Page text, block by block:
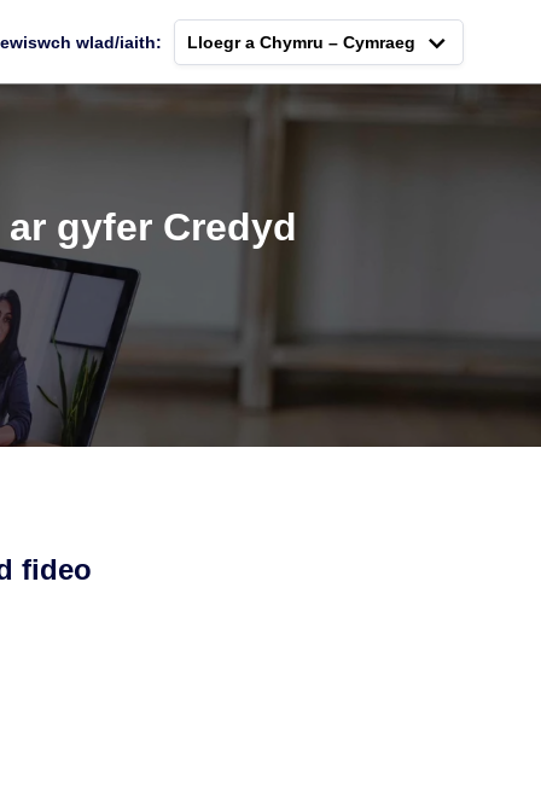
wlad/iaith: Lloegr a Chymru – Cymraeg
gyfer Credyd
fideo